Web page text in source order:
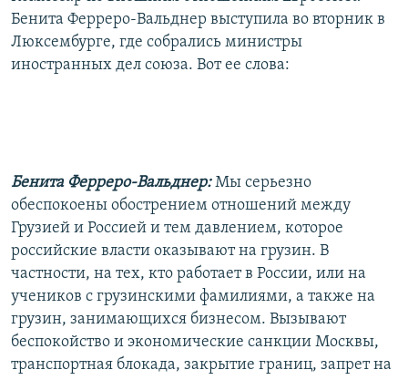
Бенита Ферреро-Вальднер выступила во вторник в
Люксембурге, где собрались министры
иностранных дел союза. Вот ее слова:
Бенита Ферреро-Вальднер:Мы серьезно
обеспокоены обострением отношений между
Грузией и Россией и тем давлением, которое
российские власти оказывают на грузин. В
частности, на тех, кто работает в России, или на
учеников с грузинскими фамилиями, а также на
грузин, занимающихся бизнесом. Вызывают
беспокойство и экономические санкции Москвы,
транспортная блокада, закрытие границ, запрет на